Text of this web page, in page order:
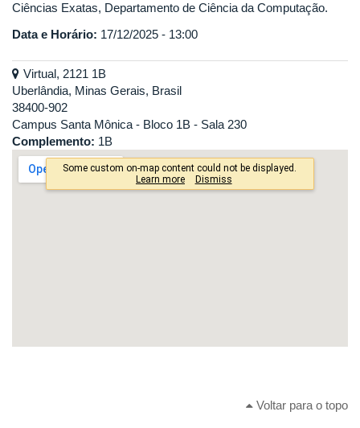
Ciências Exatas, Departamento de Ciência da Computação.
Data e Horário: 17/12/2025 - 13:00
Virtual, 2121 1B
Uberlândia, Minas Gerais, Brasil
38400-902
Campus Santa Mônica - Bloco 1B - Sala 230
Complemento: 1B
Voltar para o topo